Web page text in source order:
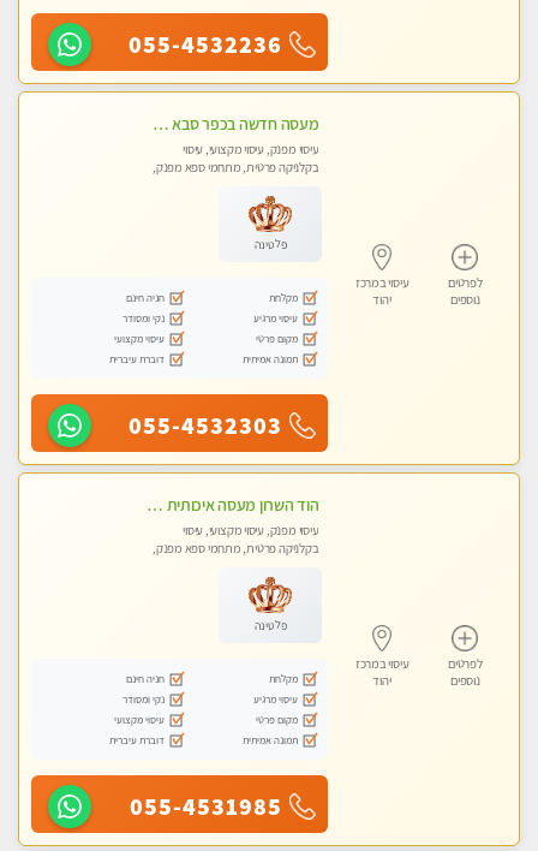
055-4532236
לפרטים
נוספים
עיסוי במרכז
יהוד
מעסה חדשה בכפר סבא איכותית מקצועית ומפנקת מאוד חדשה מעסה צעירה ואלופה לעיסוי מפנק מומלץ מאוד ....פרטי!!
עיסוי מפנק, עיסוי מקצועי, עיסוי
בקלניקה פרטית, מתחמי ספא מפנק,
פלטינה
מקלחת
חניה חינם
עיסוי מרגיע
נקי ומסודר
מקום פרטי
עיסוי מקצועי
תמונה אמיתית
דוברת עיברית
055-4532303
לפרטים
נוספים
עיסוי במרכז
יהוד
הוד השרון מעסה איכותית מפנקת ומקצועית לעיסוי חלומי .....
עיסוי מפנק, עיסוי מקצועי, עיסוי
בקלניקה פרטית, מתחמי ספא מפנק,
פלטינה
מקלחת
חניה חינם
עיסוי מרגיע
נקי ומסודר
מקום פרטי
עיסוי מקצועי
תמונה אמיתית
דוברת עיברית
055-4531985